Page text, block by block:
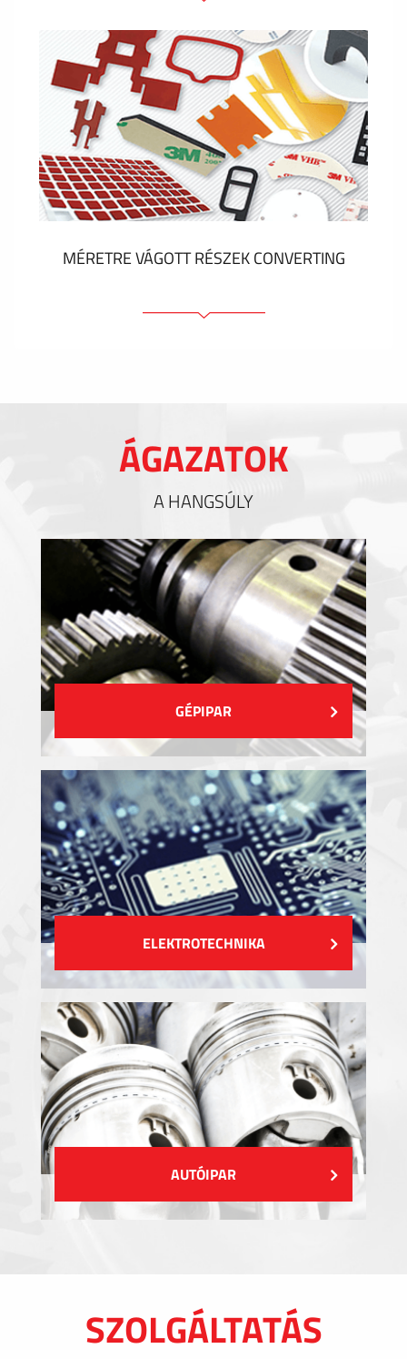
Előlapok (elülső, tartó)
Anodizált panelek
Színes panelek
Panelek szerelőelemekkel
Gravírozott címkék
MUTASS TÖBBET
MÉRETRE VÁGOTT RÉSZEK CONVERTING
Kitöltések és hőkezelés
Szigetelés
MUTASS TÖBBET
ÁGAZATOK
A HANGSÚLY
GÉPIPAR
ELEKTROTECHNIKA
AUTÓIPAR
SZOLGÁLTATÁS